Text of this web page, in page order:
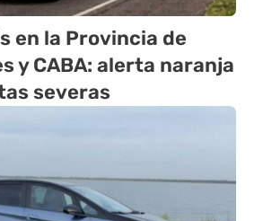
en la Provincia de
y CABA: alerta naranja
severas